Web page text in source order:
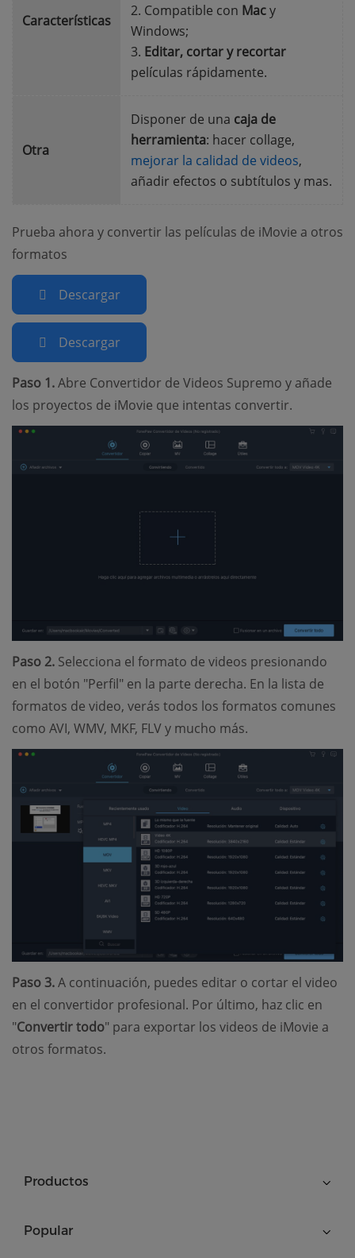
Características
2. Compatible con Macy
Windows;
3. Editar, cortar y recortar
películas rápidamente.
Otra
Disponer de una caja de
herramienta: hacer collage,
mejorar la calidad de videos,
añadir efectos o subtítulos y mas.
Prueba ahora y convertir las películas de iMovie a otros
formatos
Descargar
Descargar
Paso 1.Abre Convertidor de Videos Supremo y añade
los proyectos de iMovie que intentas convertir.
Paso 2. Selecciona el formato de videos presionando
en el botón "Perfil" en la parte derecha. En la lista de
formatos de video, verás todos los formatos comunes
como AVI, WMV, MKF, FLV y mucho más.
Paso 3.A continuación, puedes editar o cortar el video
en el convertidor profesional. Por último, haz clic en
"Convertir todo" para exportar los videos de iMovie a
otros formatos.
Productos
Popular